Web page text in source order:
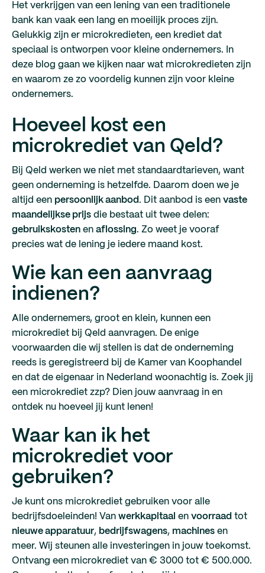
Het verkrijgen van een lening van een traditionele
bank kan vaak een lang en moeilijk proces zijn.
Gelukkig zijn er microkredieten, een krediet dat
speciaal is ontworpen voor kleine ondernemers. In
deze blog gaan we kijken naar wat microkredieten zijn
en waarom ze zo voordelig kunnen zijn voor kleine
ondernemers.
Hoeveel kost een
microkrediet van Qeld?
Bij Qeld werken we niet met standaardtarieven, want
geen onderneming is hetzelfde. Daarom doen we je
altijd een persoonlijk aanbod. Dit aanbod is een vaste
maandelijkse prijs die bestaat uit twee delen:
gebruikskosten en aflossing. Zo weet je vooraf
precies wat de lening je iedere maand kost.
Wie kan een aanvraag
indienen?
Alle ondernemers, groot en klein, kunnen een
microkrediet bij Qeld aanvragen. De enige
voorwaarden die wij stellen is dat de onderneming
reeds is geregistreerd bij de Kamer van Koophandel
en dat de eigenaar in Nederland woonachtig is. Zoek jij
een microkrediet zzp? Dien jouw aanvraag in en
ontdek nu hoeveel jij kunt lenen!
Waar kan ik het
microkrediet voor
gebruiken?
Je kunt ons microkrediet gebruiken voor alle
bedrijfsdoeleinden! Van werkkapitaal en voorraad tot
nieuwe apparatuur, bedrijfswagens, machines en
meer. Wij steunen alle investeringen in jouw toekomst.
Ontvang een microkrediet van € 3000 tot € 500.000.